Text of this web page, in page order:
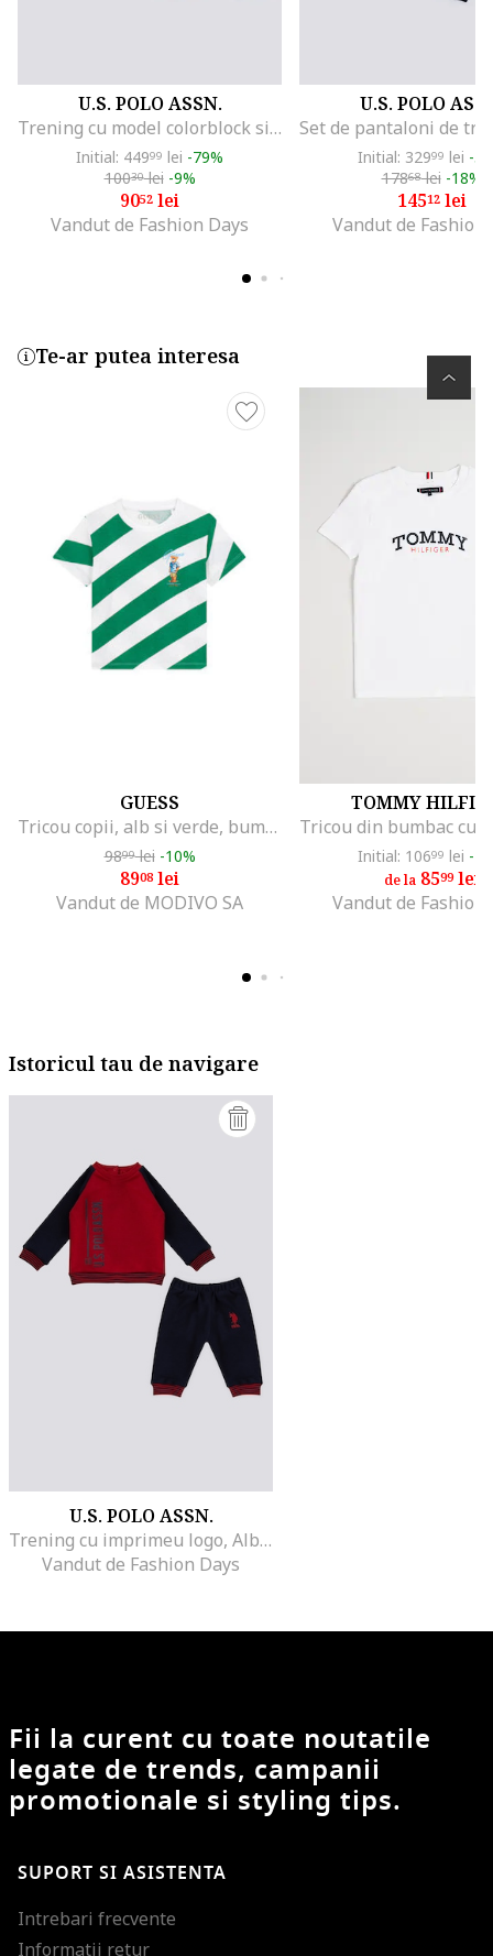
U.S. POLO ASSN.
Trening cu model colorblock si logo, Negru/Albastru
Initial: 44999 lei -79%
10030lei -9%
9052 lei
Vandut de Fashion Days
U.S. POLO
Initial: 32999 lei -
17868lei -18%
14512lei
Vandut de Fashion
Te-ar putea interesa
GUESS
Tricou copii, alb si verde, bumbac, dungi
9899lei -10%
8908 lei
Vandut de MODIVO SA
TOMMY
Initial: 10699 lei -
de la8599lei
Vandut de Fashion
Istoricul tau de navigare
U.S. POLO ASSN.
Trening cu imprimeu logo, Albastru ultramarin/Rosu inchis
Vandut de Fashion Days
Fii la curent cu toate noutatile
legate de trends, campanii
promotionale si styling tips.
SUPORT SI ASISTENTA
Intrebari frecvente
Informatii retur